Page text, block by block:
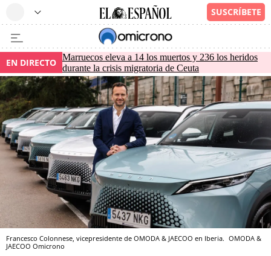
EN DIRECTO Marruecos eleva a 14 los muertos y 236 los heridos
durante la crisis migratoria de Ceuta
Francesco Colonnese, vicepresidente de OMODA & JAECOO en Iberia. OMODA &
JAECOO Omicrono